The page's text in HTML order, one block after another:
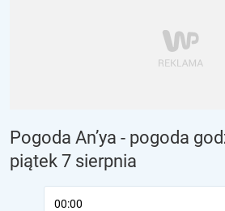
Pogoda An’ya - pogoda
piątek 7 sierpnia
00:00